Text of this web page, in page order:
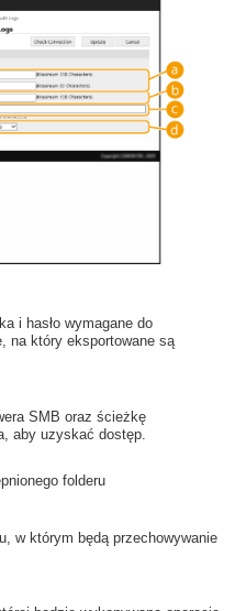
i hasło wymagane do
na który eksportowane są
SMB oraz ścieżkę
aby uzyskać dostęp.
folderu
w którym będą przechowywanie